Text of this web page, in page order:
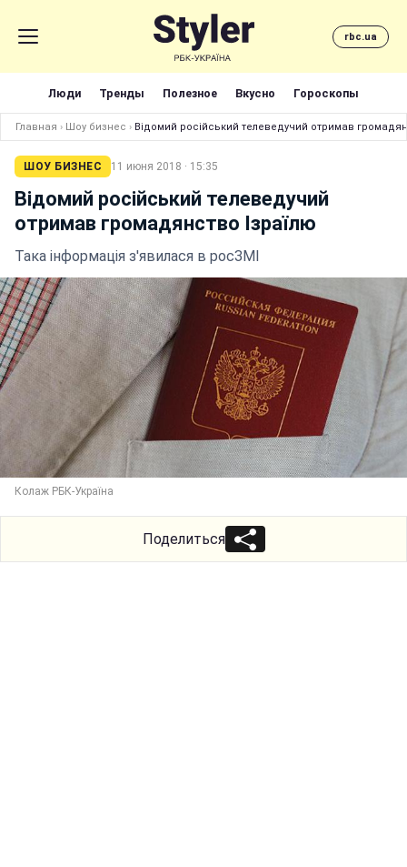
rbc.ua
Люди Тренды Полезное Вкусно Гороскопы
Главная › Шоу бизнес › Відомий російський телеведучий отримав
ШОУ БИЗНЕС 11 июня 2018 · 15:35
Відомий російський телеведучий
отримав громадянство Ізраїлю
Така інформація з'явилася в росЗМІ
Колаж РБК-Україна
Поделиться